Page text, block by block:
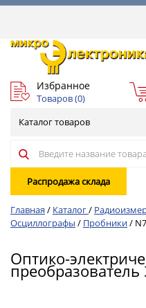
Избранное
Товаров (0)
Каталог товаров
Распродажа склада
Главная / Каталог/
Осциллографы / Пробники/
Оптико-
преобразователь